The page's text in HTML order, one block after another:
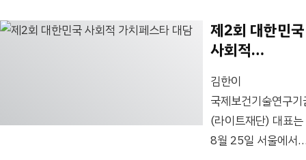
(라이트재단)
에서 추진한다. 이민
지난 15일 서울
종로구 라이트재단
사무실에서...
세계백신면역연합
(Gavi, the Vaccine
Alliance), 외교부와
함께 평의회 특별
간담회를 개최했다.
간담회에는 취임 후
처음으로 방한한 헬
이민원 신임
대표이사가
이민원 신임
대표이사는 30년간
국내외에서 폭넓게
경력을 쌓아온 국제
제2회 대한민국
사회적
김한이
국제보건기술연구기
(라이트재단) 대표는
8월 25일 서울에서